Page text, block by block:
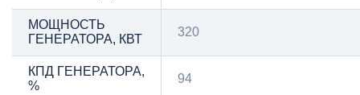
МОЩНОСТЬ
ГЕНЕРАТОРА, КВТ
320
КПД ГЕНЕРАТОРА,
%
94